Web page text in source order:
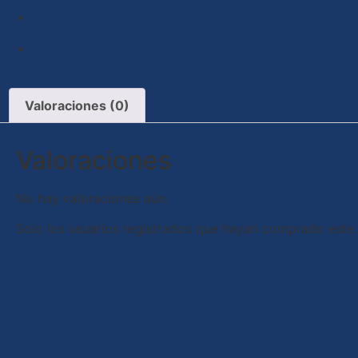
Valoraciones (0)
Valoraciones
No hay valoraciones aún.
Solo los usuarios registrados que hayan comprado